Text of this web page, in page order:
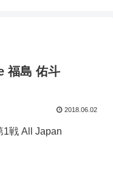
福島 佑斗
2018.06.02
1戦 All Japan